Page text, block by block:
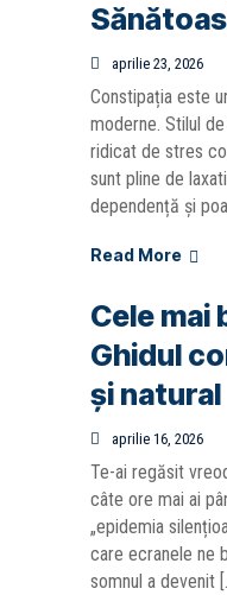
aprilie 23, 2026
Constipația este
moderne. Stilul
ridicat de stres
sunt pline de
dependență și
Read More
Cele mai
Ghidul
și natural
aprilie 16, 2026
Te-ai regăsit
câte ore mai ai
„epidemia
care ecranele ne
somnul a devenit